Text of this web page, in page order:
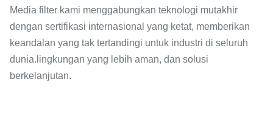
Media filter kami menggabungkan teknologi mutakhir
dengan sertifikasi internasional yang ketat, memberikan
keandalan yang tak tertandingi untuk industri di seluruh
dunia.lingkungan yang lebih aman, dan solusi
berkelanjutan.